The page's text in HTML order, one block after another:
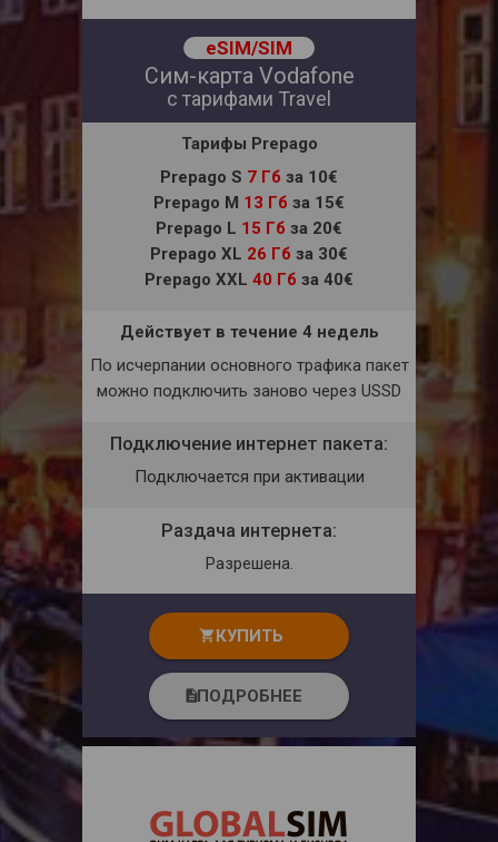
eSIM/SIM
Сим-карта Vodafone
с тарифами Travel
Тарифы Prepago
Prepago S 7 Гб за 10€
Prepago M 13 Гб за 15€
Prepago L 15 Гб за 20€
Prepago XL 26 Гб за 30€
Prepago XXL 40 Гб за 40€
Действует в течение 4 недель
По исчерпании основного трафика пакет
можно подключить заново через USSD
Подключение интернет пакета:
Подключается при активации
Раздача интернета:
Разрешена.
shopping_cart КУПИТЬ
descriptionПОДРОБНЕЕ